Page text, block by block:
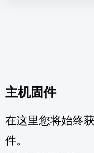
主机固件
在这里您将始终
件。